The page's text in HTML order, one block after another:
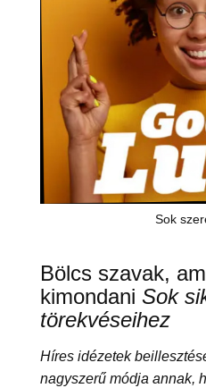
Sok
Bölcs szavak,
kimondani Sok
törekvéseihez
Híres idézetek
nagyszerű módja annak,